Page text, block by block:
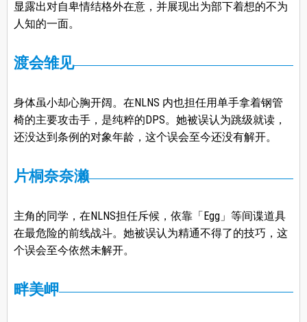
显露出对自卑情结格外在意，并展现出为部下着想的不为
人知的一面。
渡会雏见
身体虽小却心胸开阔。在NLNS 内也担任用单手拿着钢管
椅的主要攻击手，是纯粹的DPS。她被误认为跳级就读，
还没达到条例的对象年龄，这个误会至今还没有解开。
片桐奈奈濑
主角的同学，在NLNS担任斥候，依靠「Egg」等间谍道具
在最危险的前线战斗。她被误认为精通不得了的技巧，这
个误会至今依然未解开。
畔美岬